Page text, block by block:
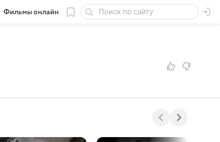
Фильмы онлайн